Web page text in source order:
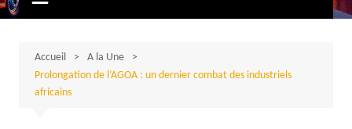
Accueil
A la Une
Prolongation de l’AGOA : un dernier combat des industriels
africains